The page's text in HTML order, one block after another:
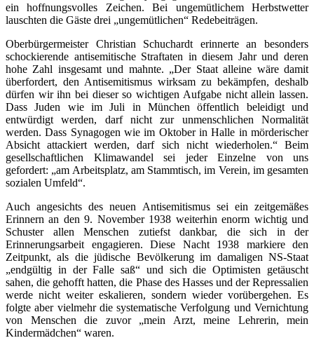
ein hoffnungsvolles Zeichen. Bei ungemütlichem Herbstwetter
lauschten die Gäste drei „ungemütlichen“ Redebeiträgen.
Oberbürgermeister Christian Schuchardt erinnerte an besonders
schockierende antisemitische Straftaten in diesem Jahr und deren
hohe Zahl insgesamt und mahnte. „Der Staat alleine wäre damit
überfordert, den Antisemitismus wirksam zu bekämpfen, deshalb
dürfen wir ihn bei dieser so wichtigen Aufgabe nicht allein lassen.
Dass Juden wie im Juli in München öffentlich beleidigt und
entwürdigt werden, darf nicht zur unmenschlichen Normalität
werden. Dass Synagogen wie im Oktober in Halle in mörderischer
Absicht attackiert werden, darf sich nicht wiederholen.“ Beim
gesellschaftlichen Klimawandel sei jeder Einzelne von uns
gefordert: „am Arbeitsplatz, am Stammtisch, im Verein, im gesamten
sozialen Umfeld“.
Auch angesichts des neuen Antisemitismus sei ein zeitgemäßes
Erinnern an den 9. November 1938 weiterhin enorm wichtig und
Schuster allen Menschen zutiefst dankbar, die sich in der
Erinnerungsarbeit engagieren. Diese Nacht 1938 markiere den
Zeitpunkt, als die jüdische Bevölkerung im damaligen NS-Staat
„endgültig in der Falle saß“ und sich die Optimisten getäuscht
sahen, die gehofft hatten, die Phase des Hasses und der Repressalien
werde nicht weiter eskalieren, sondern wieder vorübergehen. Es
folgte aber vielmehr die systematische Verfolgung und Vernichtung
von Menschen die zuvor „mein Arzt, meine Lehrerin, mein
Kindermädchen“ waren.